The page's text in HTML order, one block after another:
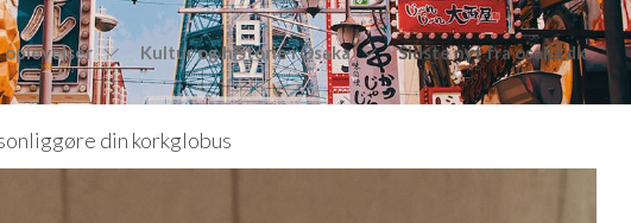
oplevelser Kultur og historie i Osaka Sidste nyt fra osaka.dk
din korkglobus